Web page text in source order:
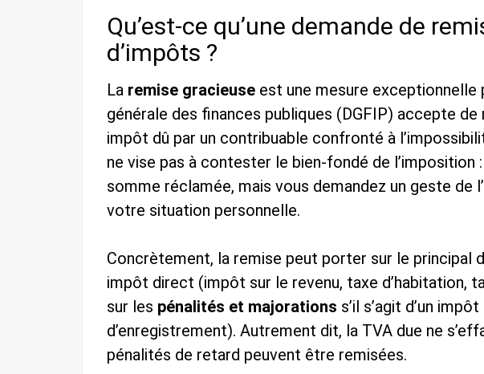
Qu’est-ce qu’une demande de
d’impôts ?
La remise gracieuse est une mesure exceptionnelle
générale des finances publiques (DGFIP) accepte de
impôt dû par un contribuable confronté à
ne vise pas à contester le bien-fondé de l’imposition
somme réclamée, mais vous demandez un geste de
votre situation personnelle.
Concrètement, la remise peut porter sur le principal
impôt direct (impôt sur le revenu, taxe d’habitation,
sur les pénalités et majorations s’il s’agit d’un
d’enregistrement). Autrement dit, la TVA due ne
pénalités de retard peuvent être remisées.